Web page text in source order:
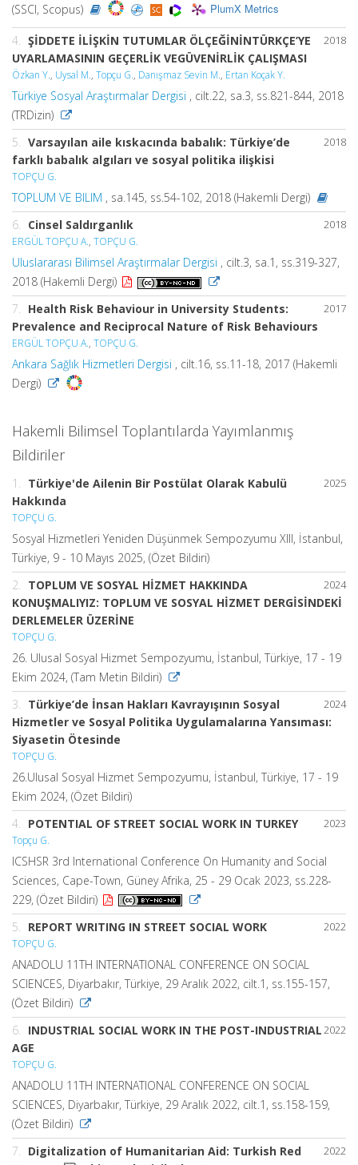
(SSCI, Scopus)
PlumX Metrics
2018
4.
ŞİDDETE İLİŞKİN TUTUMLAR ÖLÇEĞİNİNTÜRKÇE’YE
UYARLAMASININ GEÇERLİK VEGÜVENİRLİK ÇALIŞMASI
Özkan Y., Uysal M., Topçu G., Danışmaz Sevin M., Ertan Koçak Y.
Türkiye Sosyal Araştırmalar Dergisi , cilt.22, sa.3, ss.821-844, 2018
(TRDizin)
2018
5.
Varsayılan aile kıskacında babalık: Türkiye’de
farklı babalık algıları ve sosyal politika ilişkisi
TOPÇU G.
TOPLUM VE BILIM , sa.145, ss.54-102, 2018 (Hakemli Dergi)
2018
6. Cinsel Saldırganlık
ERGÜL TOPÇU A., TOPÇU G.
Uluslararası Bilimsel Araştırmalar Dergisi , cilt.3, sa.1, ss.319-327,
2018 (Hakemli Dergi)
2017
7.
Health Risk Behaviour in University Students:
Prevalence and Reciprocal Nature of Risk Behaviours
ERGÜL TOPÇU A., TOPÇU G.
Ankara Sağlık Hizmetleri Dergisi , cilt.16, ss.11-18, 2017 (Hakemli
Dergi)
Hakemli Bilimsel Toplantılarda Yayımlanmış
Bildiriler
2025
1.
Türkiye'de Ailenin Bir Postülat Olarak Kabulü
Hakkında
TOPÇU G.
Sosyal Hizmetleri Yeniden Düşünmek Sempozyumu XIII, İstanbul,
Türkiye, 9 - 10 Mayıs 2025, (Özet Bildiri)
2024
2.
TOPLUM VE SOSYAL HİZMET HAKKINDA
KONUŞMALIYIZ: TOPLUM VE SOSYAL HİZMET DERGİSİNDEKİ
DERLEMELER ÜZERİNE
TOPÇU G.
26. Ulusal Sosyal Hizmet Sempozyumu, İstanbul, Türkiye, 17 - 19
Ekim 2024, (Tam Metin Bildiri)
2024
3.
Türkiye’de İnsan Hakları Kavrayışının Sosyal
Hizmetler ve Sosyal Politika Uygulamalarına Yansıması:
Siyasetin Ötesinde
TOPÇU G.
26.Ulusal Sosyal Hizmet Sempozyumu, İstanbul, Türkiye, 17 - 19
Ekim 2024, (Özet Bildiri)
2023
4. POTENTIAL OF STREET SOCIAL WORK IN TURKEY
Topçu G.
ICSHSR 3rd International Conference On Humanity and Social
Sciences, Cape-Town, Güney Afrika, 25 - 29 Ocak 2023, ss.228-
229, (Özet Bildiri)
2022
5. REPORT WRITING IN STREET SOCIAL WORK
TOPÇU G.
ANADOLU 11TH INTERNATIONAL CONFERENCE ON SOCIAL
SCIENCES, Diyarbakır, Türkiye, 29 Aralık 2022, cilt.1, ss.155-157,
(Özet Bildiri)
2022
6.
INDUSTRIAL SOCIAL WORK IN THE POST-INDUSTRIAL
AGE
TOPÇU G.
ANADOLU 11TH INTERNATIONAL CONFERENCE ON SOCIAL
SCIENCES, Diyarbakır, Türkiye, 29 Aralık 2022, cilt.1, ss.158-159,
(Özet Bildiri)
2022
7.
Digitalization of Humanitarian Aid: Turkish Red